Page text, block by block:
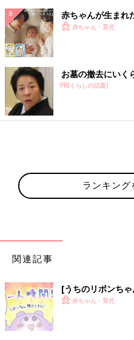
赤ちゃんが生まれ
赤ちゃん・育児
お墓の撤去にいく
PR(くらしの話題)
ランキング
関連記事
[うちのリボンち
赤ちゃん・育児